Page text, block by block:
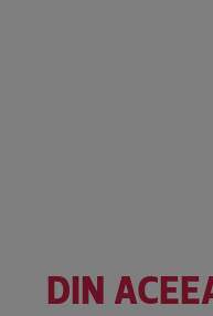
DIN